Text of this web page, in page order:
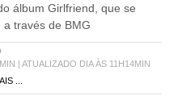
través de BMG
| ATUALIZADO DIA ÀS 11H14MIN
...